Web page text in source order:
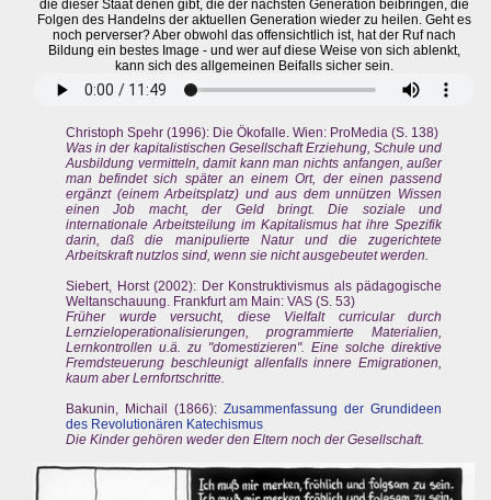
die dieser Staat denen gibt, die der nächsten Generation beibringen, die
Folgen des Handelns der aktuellen Generation wieder zu heilen. Geht es
noch perverser? Aber obwohl das offensichtlich ist, hat der Ruf nach
Bildung ein bestes Image - und wer auf diese Weise von sich ablenkt,
kann sich des allgemeinen Beifalls sicher sein.
Christoph Spehr (1996): Die Ökofalle. Wien: ProMedia (S. 138)
Was in der kapitalistischen Gesellschaft Erziehung, Schule und
Ausbildung vermitteln, damit kann man nichts anfangen, außer
man befindet sich später an einem Ort, der einen passend
ergänzt (einem Arbeitsplatz) und aus dem unnützen Wissen
einen Job macht, der Geld bringt. Die soziale und
internationale Arbeitsteilung im Kapitalismus hat ihre Spezifik
darin, daß die manipulierte Natur und die zugerichtete
Arbeitskraft nutzlos sind, wenn sie nicht ausgebeutet werden.
Siebert, Horst (2002): Der Konstruktivismus als pädagogische
Weltanschauung. Frankfurt am Main: VAS (S. 53)
Früher wurde versucht, diese Vielfalt curricular durch
Lernzieloperationalisierungen, programmierte Materialien,
Lernkontrollen u.ä. zu "domestizieren". Eine solche direktive
Fremdsteuerung beschleunigt allenfalls innere Emigrationen,
kaum aber Lernfortschritte.
Bakunin, Michail (1866):Zusammenfassung der Grundideen
des Revolutionären Katechismus
Die Kinder gehören weder den Eltern noch der Gesellschaft.